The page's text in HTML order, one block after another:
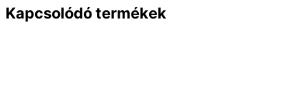
Kapcsolódó termékek